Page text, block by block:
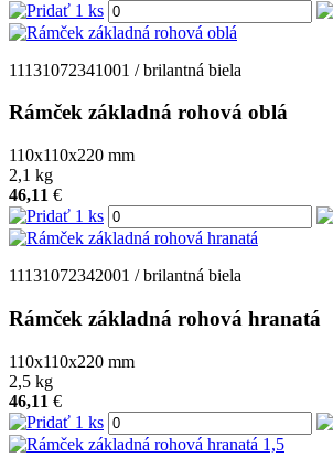
11131072341001 / brilantná biela
Rámček základná rohová oblá
110x110x220 mm
2,1 kg
46,11 €
11131072342001 / brilantná biela
Rámček základná rohová hranatá
110x110x220 mm
2,5 kg
46,11 €